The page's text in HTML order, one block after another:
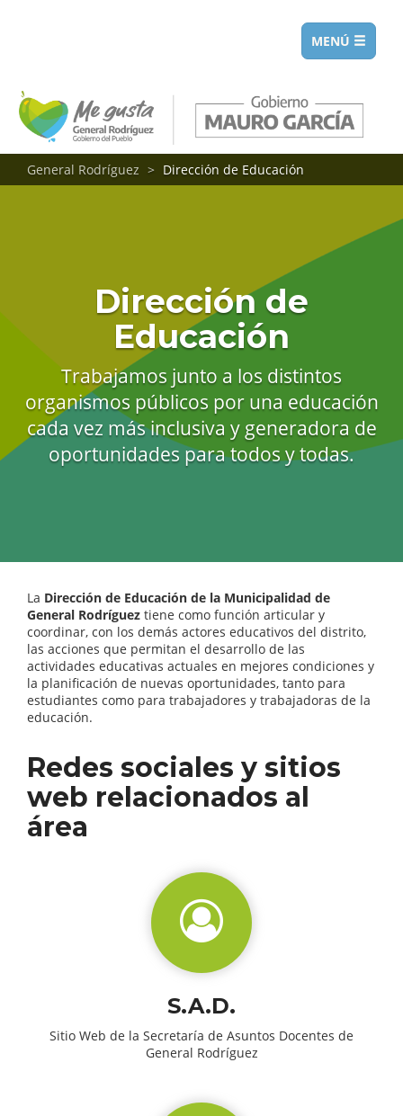
Toggle
navigation
MENÚ
General Rodríguez Dirección de Educación
Dirección de
Educación
Trabajamos junto a los distintos
organismos públicos por una educación
cada vez más inclusiva y generadora de
oportunidades para todos y todas.
La Dirección de Educación de la Municipalidad de
General Rodríguez tiene como función articular y
coordinar, con los demás actores educativos del distrito,
las acciones que permitan el desarrollo de las
actividades educativas actuales en mejores condiciones y
la planificación de nuevas oportunidades, tanto para
estudiantes como para trabajadores y trabajadoras de la
educación.
Redes sociales y sitios
web relacionados al
área
S.A.D.
Sitio Web de la Secretaría de Asuntos Docentes de
General Rodríguez